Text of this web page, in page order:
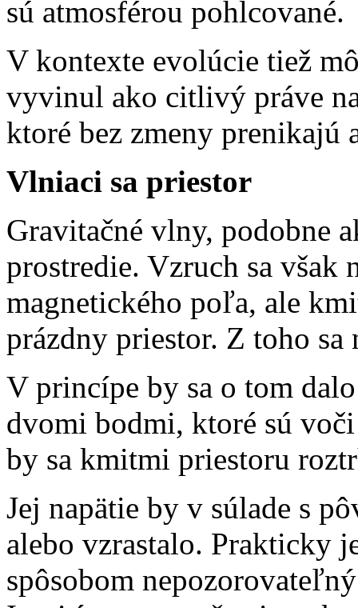
sú atmosférou pohlcované.
V kontexte evolúcie tiež
vyvinul ako citlivý práve
ktoré bez zmeny prenikajú
Vlniaci sa priestor
Gravitačné vlny, podobne
prostredie. Vzruch sa
magnetického poľa, ale
prázdny priestor. Z toho
V princípe by sa o tom
dvomi bodmi, ktoré sú
by sa kmitmi priestoru
Jej napätie by v súlade s
alebo vzrastalo. Prakticky
spôsobom